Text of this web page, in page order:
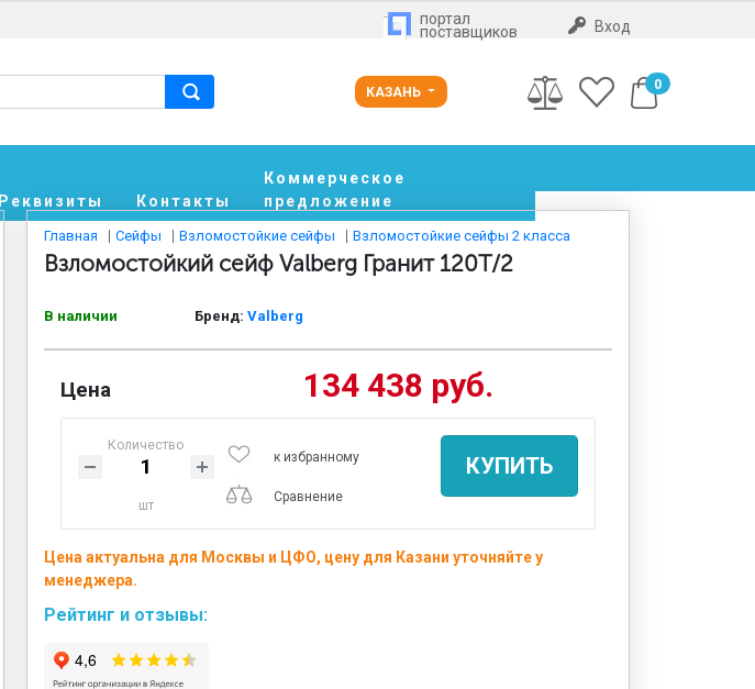
портал
поставщиков Вход
КАЗАНЬ 0
Реквизиты Контакты
Коммерческое
предложение
Главная Сейфы Взломостойкие сейфы Взломостойкие сейфы 2 класса
Взломостойкий сейф Valberg Гранит 120T/2
В наличии Бренд: Valberg
Цена 134 438 руб.
Количество
шт
к избранному
Сравнение
КУПИТЬ
Цена актуальна для Москвы и ЦФО, цену для Казани уточняйте у
менеджера.
Рейтинг и отзывы: